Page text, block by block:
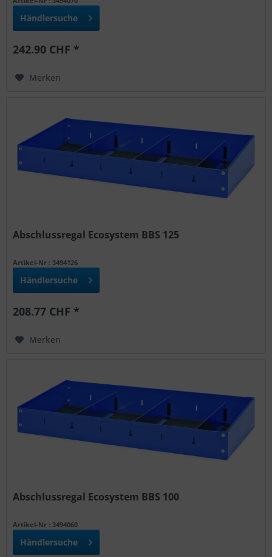
Händlersuche
242.90 CHF *
Merken
Abschlussregal Ecosystem BBS 125
Artikel-Nr : 3494126
Händlersuche
208.77 CHF *
Merken
Abschlussregal Ecosystem BBS 100
Artikel-Nr : 3494060
Händlersuche